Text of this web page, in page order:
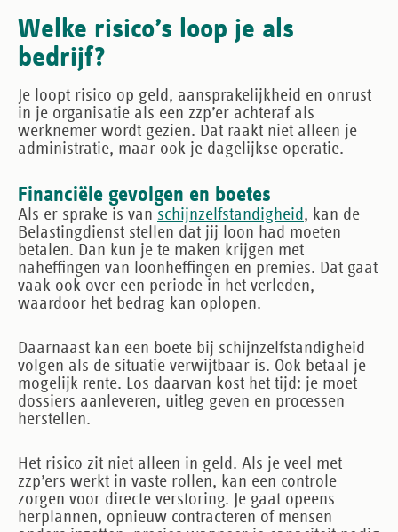
Welke risico’s loop je als
bedrijf?
Je loopt risico op geld, aansprakelijkheid en onrust
in je organisatie als een zzp’er achteraf als
werknemer wordt gezien. Dat raakt niet alleen je
administratie, maar ook je dagelijkse operatie.
Financiële gevolgen en boetes
Als er sprake is van schijnzelfstandigheid , kan de
Belastingdienst stellen dat jij loon had moeten
betalen. Dan kun je te maken krijgen met
naheffingen van loonheffingen en premies. Dat gaat
vaak ook over een periode in het verleden,
waardoor het bedrag kan oplopen.
Daarnaast kan een boete bij schijnzelfstandigheid
volgen als de situatie verwijtbaar is. Ook betaal je
mogelijk rente. Los daarvan kost het tijd: je moet
dossiers aanleveren, uitleg geven en processen
herstellen.
Het risico zit niet alleen in geld. Als je veel met
zzp’ers werkt in vaste rollen, kan een controle
zorgen voor directe verstoring. Je gaat opeens
herplannen, opnieuw contracteren of mensen